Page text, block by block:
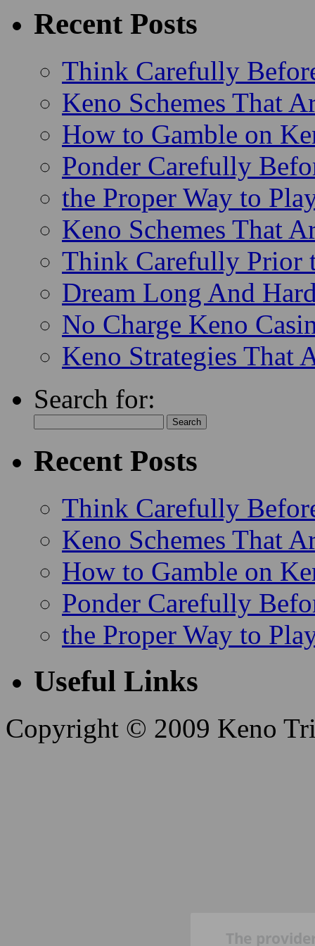
Recent Posts
Think Carefully
Keno Schemes That
How to Gamble on
Ponder Carefully
the Proper Way to
Keno Schemes That
Think Carefully Prior
Dream Long And
No Charge Keno
Keno Strategies That
Search for:
Recent Posts
Think Carefully
Keno Schemes That
How to Gamble on
Ponder Carefully
the Proper Way to
Useful Links
The